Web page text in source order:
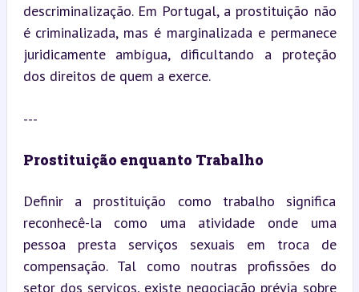
descriminalização. Em Portugal, a prostituição não
é criminalizada, mas é marginalizada e permanece
juridicamente ambígua, dificultando a proteção
dos direitos de quem a exerce.
---
Prostituição enquanto Trabalho
Definir a prostituição como trabalho significa
reconhecê-la como uma atividade onde uma
pessoa presta serviços sexuais em troca de
compensação. Tal como noutras profissões do
setor dos serviços, existe negociação prévia sobre